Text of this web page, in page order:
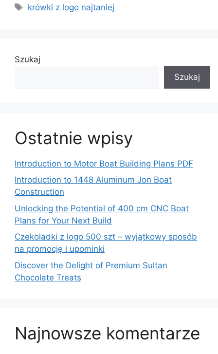
Tagi
krówki z logo najtaniej
Szukaj
Szukaj
Ostatnie wpisy
Introduction to Motor Boat Building Plans PDF
Introduction to 1448 Aluminum Jon Boat
Construction
Unlocking the Potential of 400 cm CNC Boat
Plans for Your Next Build
Czekoladki z logo 500 szt – wyjątkowy sposób
na promocję i upominki
Discover the Delight of Premium Sultan
Chocolate Treats
Najnowsze komentarze